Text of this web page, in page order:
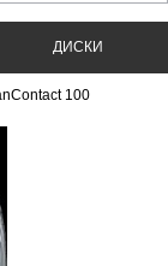
ДИСКИ
100